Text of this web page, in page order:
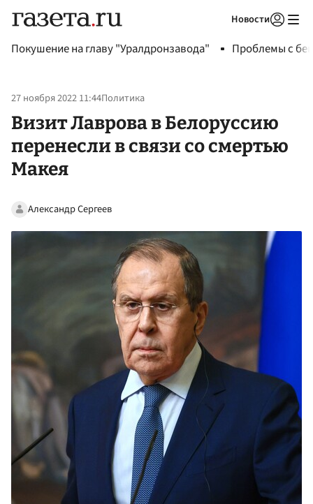
Новости
Покушение на главу "Уралдронзавода" Проблемы с
27 ноября 2022 11:44Политика
Визит Лаврова в Белоруссию
перенесли в связи со смертью
Макея
Александр Сергеев